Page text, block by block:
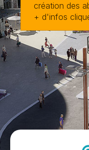
création des
+ d'infos